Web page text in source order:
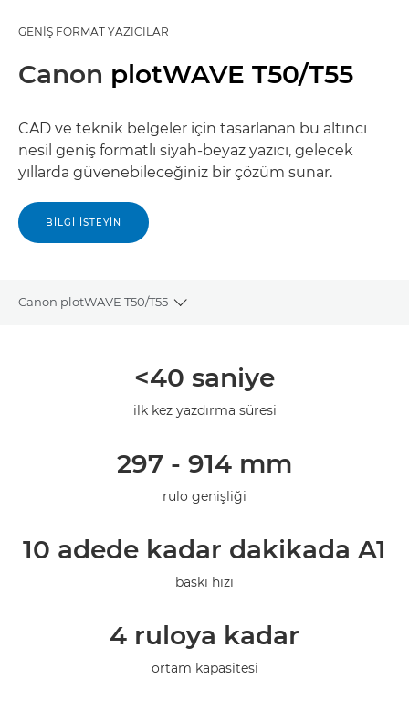
GENIŞ FORMAT YAZICILAR
Canon plotWAVE T50/T55
CAD ve teknik belgeler için tasarlanan bu altıncı
nesil geniş formatlı siyah-beyaz yazıcı, gelecek
yıllarda güvenebileceğiniz bir çözüm sunar.
BILGI ISTEYIN
Canon plotWAVE T50/T55
Toggle breadcrumbs
<40 saniye
ilk kez yazdırma süresi
297 - 914 mm
rulo genişliği
10 adede kadar dakikada A1
baskı hızı
4 ruloya kadar
ortam kapasitesi